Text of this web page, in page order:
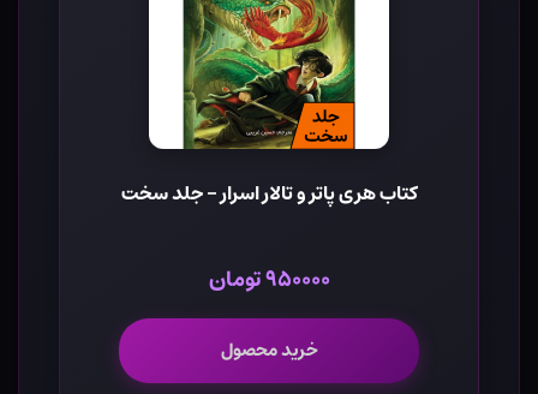
کتاب هری پاتر و تالار اسرار - جلد سخت
۹۵۰۰۰۰ تومان
خرید محصول